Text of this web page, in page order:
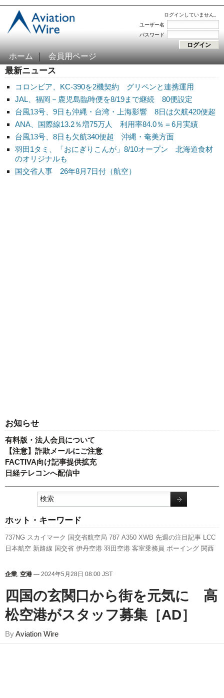
ログインしていません。
ユーザー名
パスワード
ホーム 会員用ページ
最新ニュース
コロンビア、KC-390を2機契約 グリペンと連携運用
JAL、福岡－鹿児島臨時便を8/19まで継続 80便設定
台風13号、9日も沖縄・台湾・上海影響 8日は欠航420便超
ANA、国際線13.2％増75万人 利用率84.0％＝6月実績
台風13号、8日も欠航340便超 沖縄・奄美方面
羽田1タミ、「おにぎりこんが」8/10オープン 北海道食材
のオリジナルも
国交省人事 26年8月7日付（航空）
お知らせ
有料版・法人会員について
【注意】詐欺メールにご注意
FACTIVA向け記事提供拡充
日経テレコンへ配信中
ホット・キーワード
737NG スカイマーク 国交省航空局 787 A350 XWB 先週の注目記事 LCC
日本航空 新路線 国交省 伊丹空港 羽田空港 客室乗務員 ボーイング 関西
ANAホールディングス 発着回数 人事
ャンペーン
企業, 空港 — 2024年5月28日 08:00 JST
四国の玄関口から街を元気に 高
松空港がスタッフ募集［AD］
ByAviation Wire